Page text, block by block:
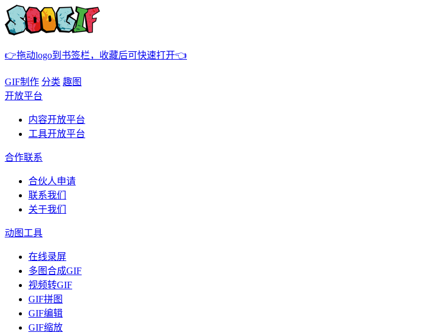
👉拖动logo到书签栏，收藏后可快速打开👈
GIF制作 分类 趣图
开放平台
内容开放平台
工具开放平台
合作联系
合伙人申请
联系我们
关于我们
动图工具
在线录屏
多图合成GIF
视频转GIF
GIF拼图
GIF编辑
GIF缩放